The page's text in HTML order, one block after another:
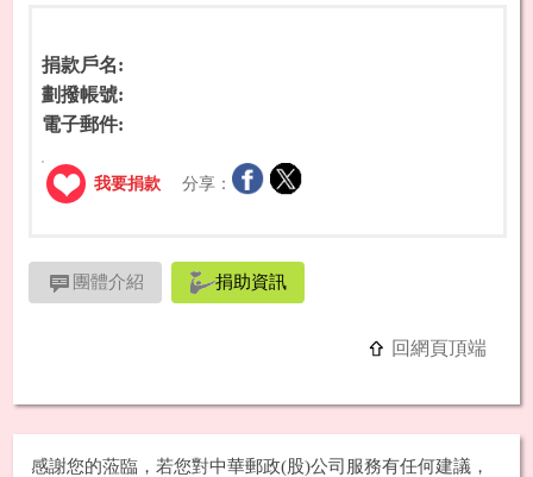
捐款戶名:
劃撥帳號:
電子郵件:
我要捐款 分享：
團體介紹 捐助資訊
回網頁頂端
感謝您的蒞臨，若您對中華郵政(股)公司服務有任何建議，